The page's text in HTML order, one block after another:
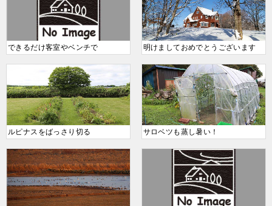
できるだけ客室やベンチで 明けましておめでとうございます
ルピナスをばっさり切る サロベツも蒸し暑い！